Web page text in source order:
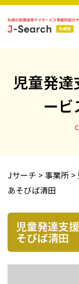
札幌の放
児童発達
ービ
Jサーチ > 事業所 >
あそびば清田
児童発達支
そびば清田